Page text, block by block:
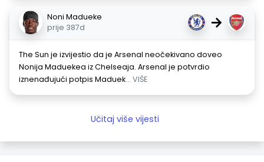
Noni Madueke
prije 387d
→
The Sun je izvijestio da je Arsenal neočekivano doveo
Nonija Maduekea iz Chelseaja. Arsenal je potvrdio
iznenađujući potpis Maduek... VIŠE
Učitaj više vijesti